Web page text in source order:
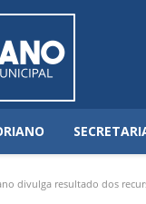
divulga resultado dos